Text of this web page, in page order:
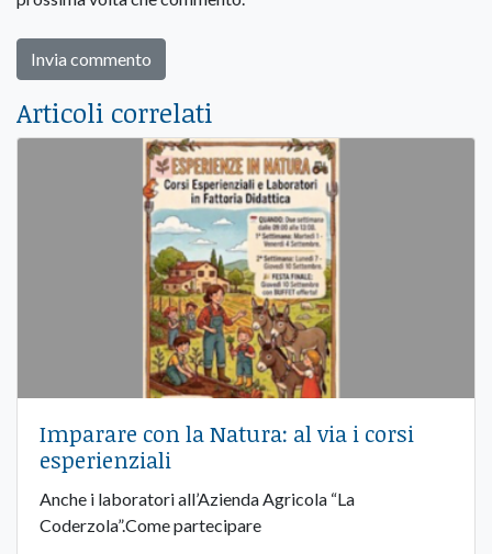
Articoli correlati
Imparare con la Natura: al via i corsi
esperienziali
Anche i laboratori all’Azienda Agricola “La
Coderzola”.Come partecipare